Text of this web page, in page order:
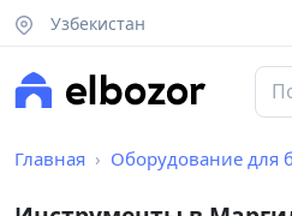
Узбекистан
Главная Оборудование для